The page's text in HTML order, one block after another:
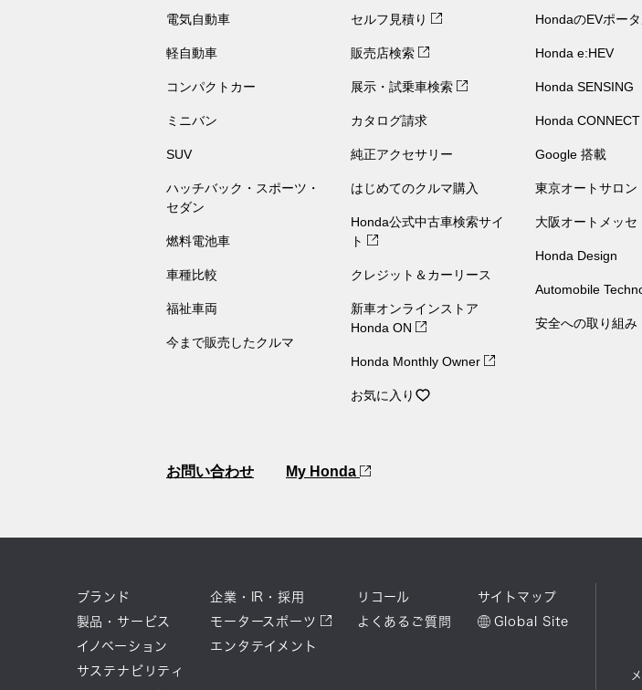
電気自動車
軽自動車
コンパクトカー
ミニバン
SUV
ハッチバック・スポーツ・
セダン
燃料電池車
車種比較
福祉車両
今まで販売したクルマ
セルフ見積り
販売店検索
展示・試乗車検索
カタログ請求
純正アクセサリー
はじめてのクルマ購入
Honda公式中古車検索サイ
ト
クレジット＆カーリース
新車オンラインストア
Honda ON
Honda Monthly Owner
お気に入り
HondaのEVポー
Honda e:HEV
Honda SENSING
Honda CONNECT
Google 搭載
東京オートサロン
大阪オートメッセ
Honda Design
Automobile
安全への取り組み
お問い合わせ My Honda
ブランド
製品・サービス
イノベーション
サステナビリティ
企業・IR・採用
モータースポーツ
エンタテイメント
リコール
よくあるご質問
サイトマップ
Global Site